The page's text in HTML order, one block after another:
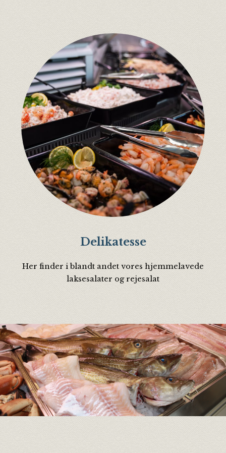
Delikatesse
Her finder i blandt andet vores hjemmelavede
laksesalater og rejesalat